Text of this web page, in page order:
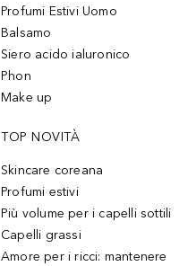
Profumi Estivi Uomo
Balsamo
Siero acido ialuronico
Phon
Make up
TOP NOVITÀ
Skincare coreana
Profumi estivi
Più volume per i capelli sottili
Capelli grassi
Amore per i ricci: mantenere